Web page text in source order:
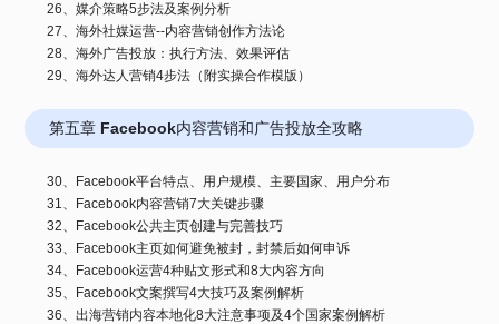
26、媒介策略5步法及案例分析
27、海外社媒运营--内容营销创作方法论
28、海外广告投放：执行方法、效果评估
29、海外达人营销4步法（附实操合作模版）
第五章 Facebook内容营销和广告投放全攻略
30、Facebook平台特点、用户规模、主要国家、用户分布
31、Facebook内容营销7大关键步骤
32、Facebook公共主页创建与完善技巧
33、Facebook主页如何避免被封，封禁后如何申诉
34、Facebook运营4种贴文形式和8大内容方向
35、Facebook文案撰写4大技巧及案例解析
36、出海营销内容本地化8大注意事项及4个国家案例解析